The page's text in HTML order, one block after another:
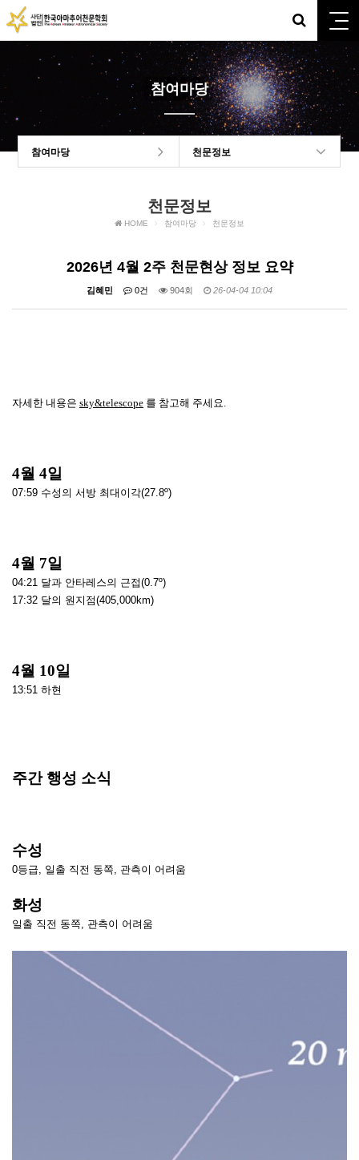
참여마당
참여마당 천문정보
천문정보
HOME 참여마당 천문정보
2026년 4월 2주 천문현상 정보 요약
김혜민 0건 904회 26-04-04 10:04
자세한 내용은 sky&telescope 를 참고해 주세요.
4월 4일
07:59 수성의 서방 최대이각(27.8º)
4월 7일
04:21 달과 안타레스의 근접(0.7º)
17:32 달의 원지점(405,000km)
4월 10일
13:51 하현
주간 행성 소식
수성
0등급, 일출 직전 동쪽, 관측이 어려움
화성
일출 직전 동쪽, 관측이 어려움